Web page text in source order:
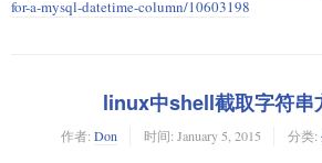
for-a-mysql-datetime-column/10603198
linux中shell截取字符串
作者: Don 时间: January 5, 2015 分类: